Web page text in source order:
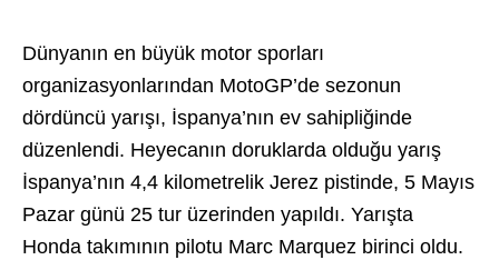
Dünyanın en büyük motor sporları
organizasyonlarından MotoGP’de sezonun
dördüncü yarışı, İspanya’nın ev sahipliğinde
düzenlendi. Heyecanın doruklarda olduğu yarış
İspanya’nın 4,4 kilometrelik Jerez pistinde, 5 Mayıs
Pazar günü 25 tur üzerinden yapıldı. Yarışta
Honda takımının pilotu Marc Marquez birinci oldu.